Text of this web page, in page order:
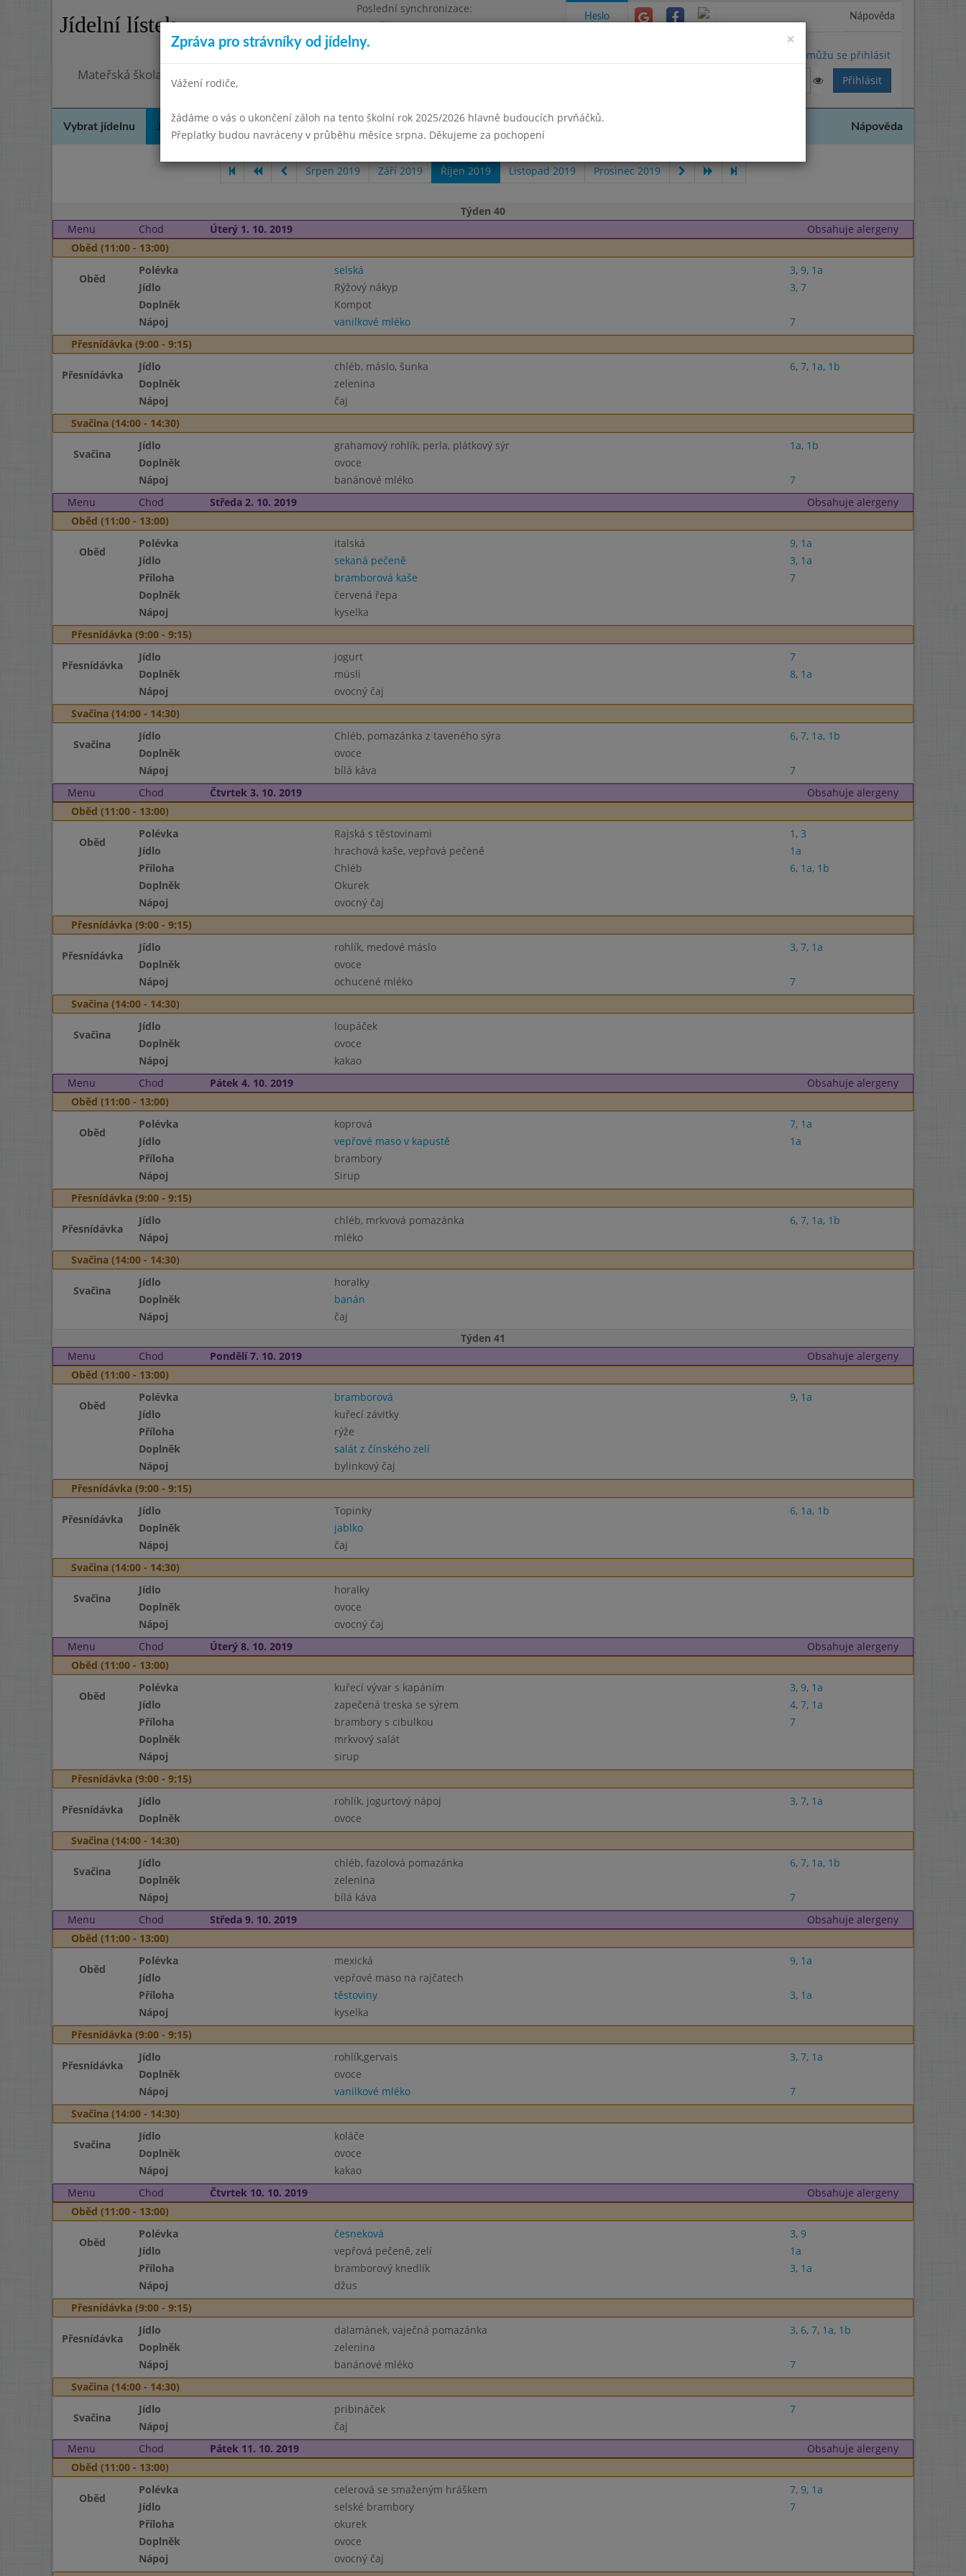
Jídelní lístek
Poslední synchronizace:
Pondělí 3.8.2026 18:05
Omezení objednávek
Mateřská škola Šebetov, příspěvková organizace
Heslo Nápověda
Nemůžu se přihlásit
Vybrat jídelnu Jídelní lístek Nápověda
Srpen 2019 Září 2019 Říjen 2019 Listopad 2019 Prosinec 2019
Týden 40
Menu
Chod Úterý 1. 10. 2019
Obsahuje alergeny
Oběd (11:00 - 13:00)
Oběd
Polévka selská 3, 9, 1a
Jídlo
Rýžový nákyp 3, 7
Doplněk
Kompot
Nápoj
vanilkové mléko
7
Přesnídávka (9:00 - 9:15)
Přesnídávka
Jídlo chléb, máslo, šunka 6, 7, 1a, 1b
Doplněk
zelenina
Nápoj
čaj
Svačina (14:00 - 14:30)
Svačina
Jídlo grahamový rohlík, perla, plátkový sýr 1a, 1b
Doplněk
ovoce
Nápoj
banánové mléko
7
Menu
Chod Středa 2. 10. 2019
Obsahuje alergeny
Oběd (11:00 - 13:00)
Oběd
Polévka italská 9, 1a
Jídlo
sekaná pečeně 3, 1a
Příloha
bramborová kaše
7
Doplněk
červená řepa
Nápoj
kyselka
Přesnídávka (9:00 - 9:15)
Přesnídávka
Jídlo jogurt
7
Doplněk
müsli 8, 1a
Nápoj
ovocný čaj
Svačina (14:00 - 14:30)
Svačina
Jídlo Chléb, pomazánka z taveného sýra 6, 7, 1a, 1b
Doplněk
ovoce
Nápoj
bílá káva
7
Menu
Chod Čtvrtek 3. 10. 2019
Obsahuje alergeny
Oběd (11:00 - 13:00)
Oběd
Polévka Rajská s těstovinami 1 , 3
Jídlo
hrachová kaše, vepřová pečeně
1a
Příloha
Chléb 6, 1a, 1b
Doplněk
Okurek
Nápoj
ovocný čaj
Přesnídávka (9:00 - 9:15)
Přesnídávka
Jídlo rohlík, medové máslo 3, 7, 1a
Doplněk
ovoce
Nápoj
ochucené mléko
7
Svačina (14:00 - 14:30)
Svačina
Jídlo
loupáček
Doplněk
ovoce
Nápoj
kakao
Menu
Chod Pátek 4. 10. 2019
Obsahuje alergeny
Oběd (11:00 - 13:00)
Oběd
Polévka koprová 7, 1a
Jídlo
vepřové maso v kapustě
1a
Příloha
brambory
Nápoj
Sirup
Přesnídávka (9:00 - 9:15)
Přesnídávka
Jídlo chléb, mrkvová pomazánka 6, 7, 1a, 1b
Nápoj
mléko
Svačina (14:00 - 14:30)
Svačina
Jídlo
horalky
Doplněk
banán
Nápoj
čaj
Týden 41
Menu
Chod Pondělí 7. 10. 2019
Obsahuje alergeny
Oběd (11:00 - 13:00)
Oběd
Polévka bramborová 9, 1a
Jídlo
kuřecí závitky
Příloha
rýže
Doplněk
salát z čínského zelí
Nápoj
bylinkový čaj
Přesnídávka (9:00 - 9:15)
Přesnídávka
Jídlo Topinky 6, 1a, 1b
Doplněk
jablko
Nápoj
čaj
Svačina (14:00 - 14:30)
Svačina
Jídlo
horalky
Doplněk
ovoce
Nápoj
ovocný čaj
Menu
Chod Úterý 8. 10. 2019
Obsahuje alergeny
Oběd (11:00 - 13:00)
Oběd
Polévka kuřecí vývar s kapáním 3, 9, 1a
Jídlo
zapečená treska se sýrem 4, 7, 1a
Příloha
brambory s cibulkou
7
Doplněk
mrkvový salát
Nápoj
sirup
Přesnídávka (9:00 - 9:15)
Přesnídávka
Jídlo rohlík, jogurtový nápoj 3, 7, 1a
Doplněk
ovoce
Svačina (14:00 - 14:30)
Svačina
Jídlo chléb, fazolová pomazánka 6, 7, 1a, 1b
Doplněk
zelenina
Nápoj
bílá káva
7
Menu
Chod Středa 9. 10. 2019
Obsahuje alergeny
Oběd (11:00 - 13:00)
Oběd
Polévka mexická 9, 1a
Jídlo
vepřové maso na rajčatech
Příloha
těstoviny 3, 1a
Nápoj
kyselka
Přesnídávka (9:00 - 9:15)
Přesnídávka
Jídlo rohlík,gervais 3, 7, 1a
Doplněk
ovoce
Nápoj
vanilkové mléko
7
Svačina (14:00 - 14:30)
Svačina
Jídlo
koláče
Doplněk
ovoce
Nápoj
kakao
Menu
Chod Čtvrtek 10. 10. 2019
Obsahuje alergeny
Oběd (11:00 - 13:00)
Oběd
Polévka česneková 3, 9
Jídlo
vepřová pečeně, zelí
1a
Příloha
bramborový knedlík 3, 1a
Nápoj
džus
Přesnídávka (9:00 - 9:15)
Přesnídávka
Jídlo dalamánek, vaječná pomazánka 3, 6, 7, 1a, 1b
Doplněk
zelenina
Nápoj
banánové mléko
7
Svačina (14:00 - 14:30)
Svačina
Jídlo pribináček
7
Nápoj
čaj
Menu
Chod Pátek 11. 10. 2019
Obsahuje alergeny
Oběd (11:00 - 13:00)
Oběd
Polévka celerová se smaženým hráškem 7, 9, 1a
Jídlo
selské brambory
7
Příloha
okurek
Doplněk
ovoce
Nápoj
ovocný čaj
×
Zpráva pro strávníky od jídelny.
Vážení rodiče,
žádáme o vás o ukončení záloh na tento školní rok 2025/2026 hlavně budoucích prvňáčků.
Přeplatky budou navráceny v průběhu měsíce srpna. Děkujeme za pochopení